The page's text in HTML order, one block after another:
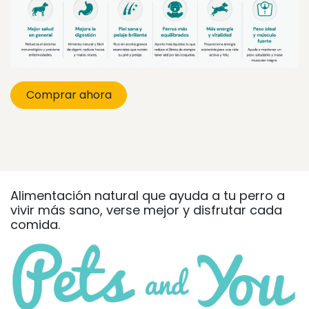
Comprar ahora
Alimentación natural que ayuda a tu perro a
vivir más sano, verse mejor y disfrutar cada
comida.